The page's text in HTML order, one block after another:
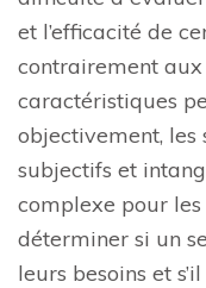
et l’efficacité de
contrairement
caractéristiques
objectivement, les
subjectifs et
complexe pour
déterminer si un
leurs besoins et